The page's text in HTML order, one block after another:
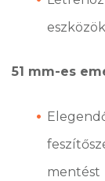
51 mm-es
mentést